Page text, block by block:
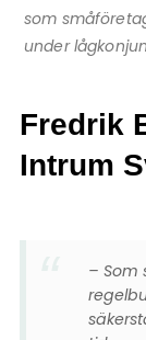
som
under
Fredrik
Intrum
–